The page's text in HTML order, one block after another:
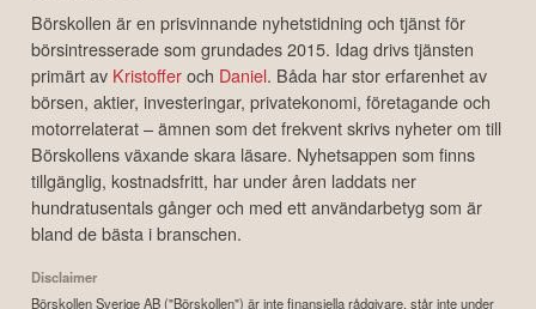
Börskollen är en prisvinnande nyhetstidning och tjänst för
börsintresserade som grundades 2015. Idag drivs tjänsten
primärt av Kristofferoch Daniel. Båda har stor erfarenhet av
börsen, aktier, investeringar, privatekonomi, företagande och
motorrelaterat – ämnen som det frekvent skrivs nyheter om till
Börskollens växande skara läsare. Nyhetsappen som finns
tillgänglig, kostnadsfritt, har under åren laddats ner
hundratusentals gånger och med ett användarbetyg som är
bland de bästa i branschen.
Disclaimer
Börskollen Sverige AB ("Börskollen") är inte finansiella rådgivare, står inte under